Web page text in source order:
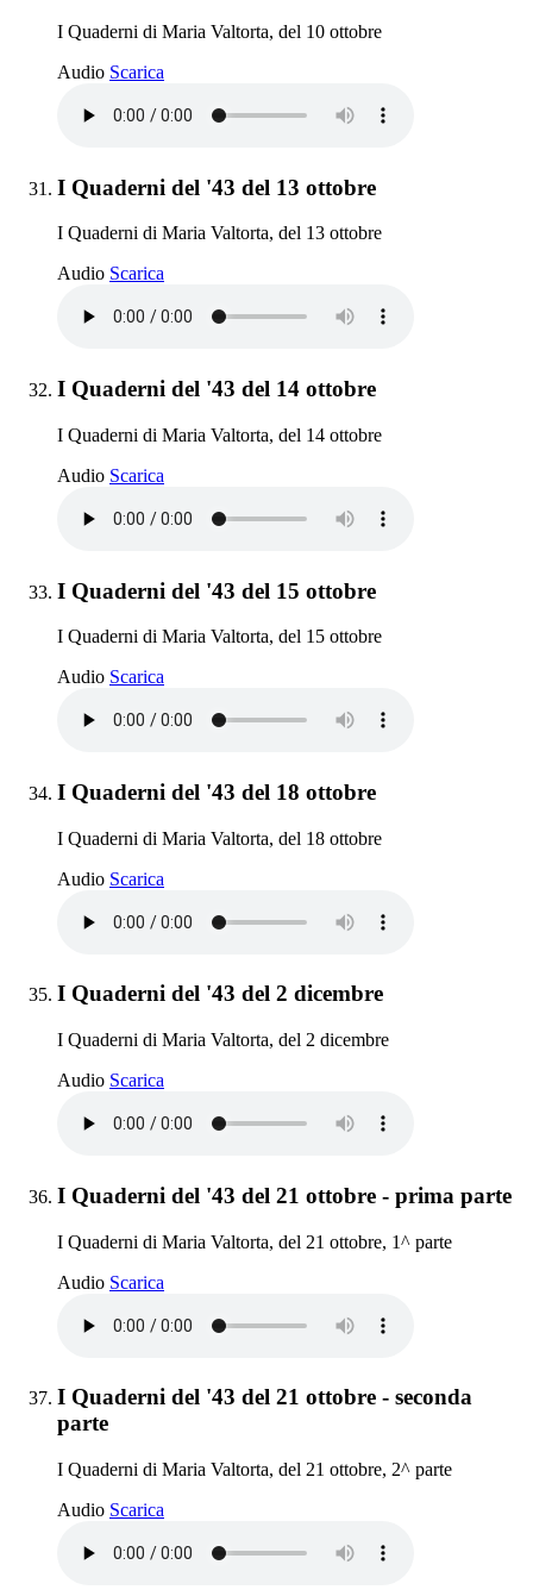
I Quaderni di Maria Valtorta, del 10 ottobre
Audio Scarica
Elemento 31:
I Quaderni del '43 del 13 ottobre
I Quaderni di Maria Valtorta, del 13 ottobre
Audio Scarica
Elemento 32:
I Quaderni del '43 del 14 ottobre
I Quaderni di Maria Valtorta, del 14 ottobre
Audio Scarica
Elemento 33:
I Quaderni del '43 del 15 ottobre
I Quaderni di Maria Valtorta, del 15 ottobre
Audio Scarica
Elemento 34:
I Quaderni del '43 del 18 ottobre
I Quaderni di Maria Valtorta, del 18 ottobre
Audio Scarica
Elemento 35:
I Quaderni del '43 del 2 dicembre
I Quaderni di Maria Valtorta, del 2 dicembre
Audio Scarica
Elemento 36:
I Quaderni del '43 del 21 ottobre - prima parte
I Quaderni di Maria Valtorta, del 21 ottobre, 1^ parte
Audio Scarica
Elemento 37:
I Quaderni del '43 del 21 ottobre - seconda
parte
I Quaderni di Maria Valtorta, del 21 ottobre, 2^ parte
Audio Scarica